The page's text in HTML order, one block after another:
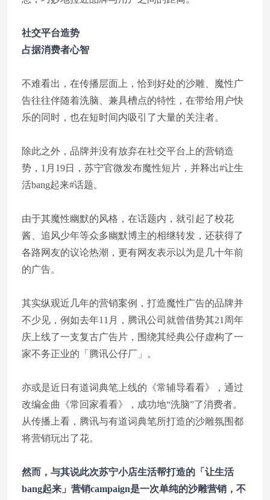
社交平台造势
占据消费者心智
不难看出，在传播层面上，恰到好处的沙雕、魔性广
告往往伴随着洗脑、兼具槽点的特性，在带给用户快
乐的同时，也在短时间内吸引了大量的关注者。
除此之外，品牌并没有放弃在社交平台上的营销造
势，1月19日，苏宁官微发布魔性短片，并释出#让生
活bang起来#话题。
由于其魔性幽默的风格，在话题内，就引起了校花
酱、追风少年等众多幽默博主的相继转发，还获得了
各路网友的议论热潮，更有网友表示以为是几十年前
的广告。
其实纵观近几年的营销案例，打造魔性广告的品牌并
不少见，例如去年11月，腾讯公司就曾借势其21周年
庆上线了一支复古广告片，围绕其经典公仔虚构了一
家不务正业的「腾讯公仔厂」。
亦或是近日有道词典笔上线的《常辅导看看》，通过
改编金曲《常回家看看》，成功地“洗脑”了消费者。
从传播上看，腾讯与有道词典笔所打造的沙雕氛围都
将营销玩出了花。
然而，与其说此次苏宁小店生活帮打造的「让生活
bang起来」营销campaign是一次单纯的沙雕营销，不